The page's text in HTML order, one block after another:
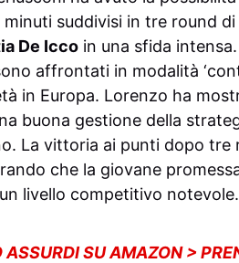
minuti suddivisi in tre round
De Icco in una sfida
affrontati in modalità
in Europa. Lorenzo ha
buona gestione della
La vittoria ai punti dopo
che la giovane
livello competitivo notevole.
ASSURDI SU AMAZON >